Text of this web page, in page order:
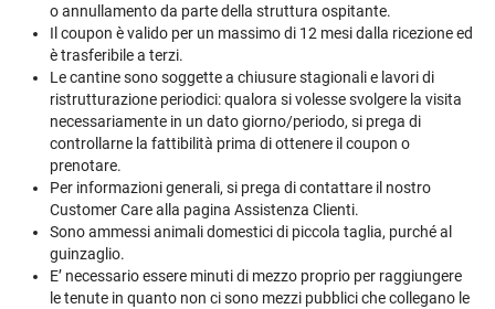
o annullamento da parte della struttura ospitante.
Il coupon è valido per un massimo di 12 mesi dalla ricezione ed
è trasferibile a terzi.
Le cantine sono soggette a chiusure stagionali e lavori di
ristrutturazione periodici: qualora si volesse svolgere la visita
necessariamente in un dato giorno/periodo, si prega di
controllarne la fattibilità prima di ottenere il coupon o
prenotare.
Per informazioni generali, si prega di contattare il nostro
Customer Care alla pagina Assistenza Clienti.
Sono ammessi animali domestici di piccola taglia, purché al
guinzaglio.
E’ necessario essere minuti di mezzo proprio per raggiungere
le tenute in quanto non ci sono mezzi pubblici che collegano le